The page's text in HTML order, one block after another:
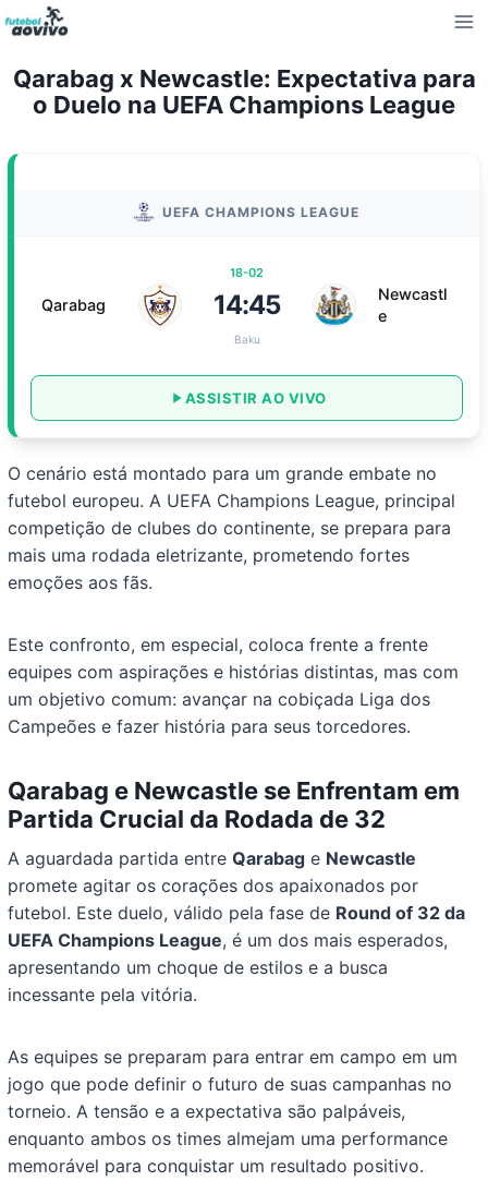
Pular
para
Conteúdo
Qarabag x Newcastle: Expectativa para
o Duelo na UEFA Champions League
UEFA CHAMPIONS LEAGUE
Qarabag
18-02
14:45
Baku
Newcastl
e
ASSISTIR AO VIVO
O cenário está montado para um grande embate no
futebol europeu. A UEFA Champions League, principal
competição de clubes do continente, se prepara para
mais uma rodada eletrizante, prometendo fortes
emoções aos fãs.
Este confronto, em especial, coloca frente a frente
equipes com aspirações e histórias distintas, mas com
um objetivo comum: avançar na cobiçada Liga dos
Campeões e fazer história para seus torcedores.
Qarabag e Newcastle se Enfrentam em
Partida Crucial da Rodada de 32
A aguardada partida entreQarabag e Newcastle
promete agitar os corações dos apaixonados por
futebol. Este duelo, válido pela fase de Round of 32 da
UEFA Champions League, é um dos mais esperados,
apresentando um choque de estilos e a busca
incessante pela vitória.
As equipes se preparam para entrar em campo em um
jogo que pode definir o futuro de suas campanhas no
torneio. A tensão e a expectativa são palpáveis,
enquanto ambos os times almejam uma performance
memorável para conquistar um resultado positivo.